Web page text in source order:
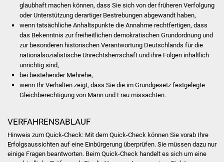
Pflege von Angehörigen
Hitzewarnung / UV-
Index
Bürgerbus (MOBS)
Kultur & Freizeit
glaubhaft machen können, dass Sie sich von der früheren Verfolgung
oder Unterstützung derartiger Bestrebungen abgewandt haben,
wenn tatsächliche Anhaltspunkte die Annahme rechtfertigen, dass
das Bekenntnis zur freiheitlichen demokratischen Grundordnung und
zur besonderen historischen Verantwortung Deutschlands für die
nationalsozialistische Unrechtsherrschaft und ihre Folgen inhaltlich
unrichtig sind,
bei bestehender Mehrehe,
wenn Ihr Verhalten zeigt, dass Sie die im Grundgesetz festgelegte
Gleichberechtigung von Mann und Frau missachten.
VERFAHRENSABLAUF
Hinweis zum Quick-Check: Mit dem Quick-Check können Sie vorab Ihre
Erfolgsaussichten auf eine Einbürgerung überprüfen. Sie müssen dazu nur
einige Fragen beantworten. Beim Quick-Check handelt es sich um eine